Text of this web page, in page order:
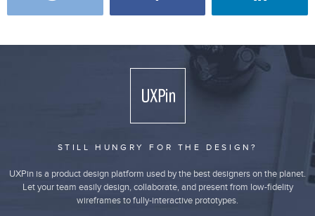
STILL HUNGRY FOR THE DESIGN?
UXPin is a product design platform used by the best designers on the planet.
Let your team easily design, collaborate, and present from low-fidelity
wireframes to fully-interactive prototypes.